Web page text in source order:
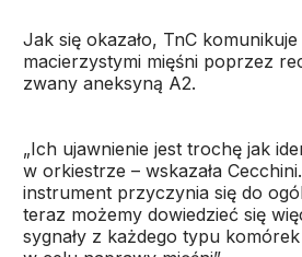
Jak się okazało, TnC
macierzystymi mięśni poprzez
zwany aneksyną A2.
„Ich ujawnienie jest trochę jak
w orkiestrze – wskazała
instrument przyczynia się do
teraz możemy dowiedzieć się
sygnały z każdego typu